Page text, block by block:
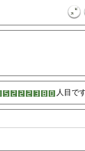
人目で